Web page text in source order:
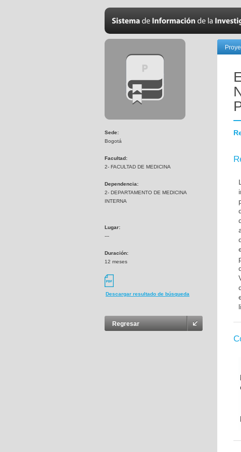
Sede:
Bogotá
Facultad:
2- FACULTAD DE MEDICINA
Dependencia:
2- DEPARTAMENTO DE MEDICINA
INTERNA
Lugar:
---
Duración:
12 meses
Descargar resultado de búsqueda
Regresar